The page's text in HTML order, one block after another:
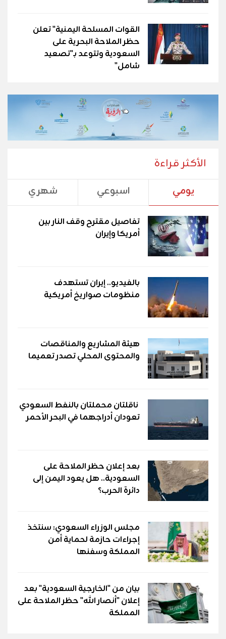
القوات المسلحة اليمنية" تعلن
حظر الملاحة البحرية على
السعودية وتتوعد بـ"تصعيد
شامل"
الأكثر قراءة
يومي اسبوعي شهري
تفاصيل مقترح وقف النار بين
أمريكا وإيران
بالفيديو.. إيران تستهدف
منظومات صواريخ أمريكية
هيئة المشاريع والمناقصات
والمحتوى المحلي تصدر تعميما
ناقلتان محملتان بالنفط السعودي
تعودان أدراجهما في البحر الأحمر
بعد إعلان حظر الملاحة على
السعودية.. هل يعود اليمن إلى
دائرة الحرب؟
مجلس الوزراء السعودي: سنتخذ
إجراءات حازمة لحماية أمن
المملكة وسفنها
بيان من "الخارجية السعودية" بعد
إعلان "أنصار الله" حظر الملاحة على
المملكة